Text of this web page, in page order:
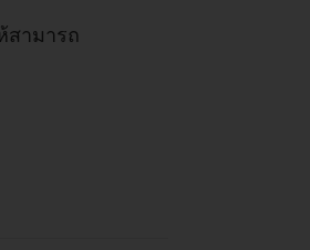
สามารถ